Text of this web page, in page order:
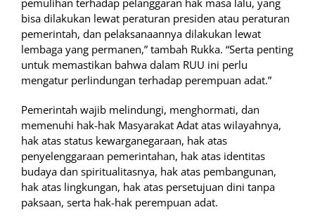
pemulihan terhadap pelanggaran hak masa lalu, yang
bisa dilakukan lewat peraturan presiden atau peraturan
pemerintah, dan pelaksanaannya dilakukan lewat
lembaga yang permanen,” tambah Rukka. “Serta penting
untuk memastikan bahwa dalam RUU ini perlu
mengatur perlindungan terhadap perempuan adat.”
Pemerintah wajib melindungi, menghormati, dan
memenuhi hak-hak Masyarakat Adat atas wilayahnya,
hak atas status kewarganegaraan, hak atas
penyelenggaraan pemerintahan, hak atas identitas
budaya dan spiritualitasnya, hak atas pembangunan,
hak atas lingkungan, hak atas persetujuan dini tanpa
paksaan, serta hak-hak perempuan adat.